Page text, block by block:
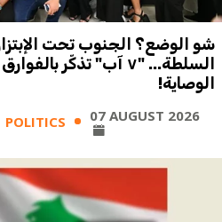
شو الوضع؟ الجنوب تحت
السلطة... "٧ آب" تذكّر
الوصاية!
POLITICS 07 AUGUST 2026